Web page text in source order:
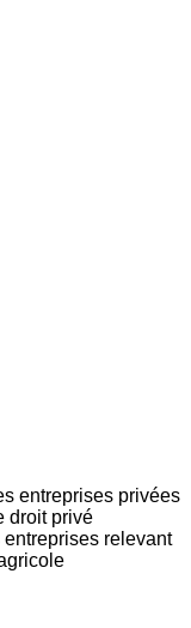
entreprises privées
droit privé
relevant